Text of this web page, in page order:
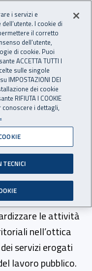
Apri cerca
gallery
-
della
previsti per
alle
le attività
nell’ottica
servizi erogati
lavoro pubblico.
i servizi e
I cookie di
il corretto
dell’utente,
di cookie. Puoi
ACCETTA TUTTI I
sulle singole
IMPOSTAZIONI DEI
dei cookie
RIFIUTA I COOKIE
conoscere i dettagli,
TECNICI